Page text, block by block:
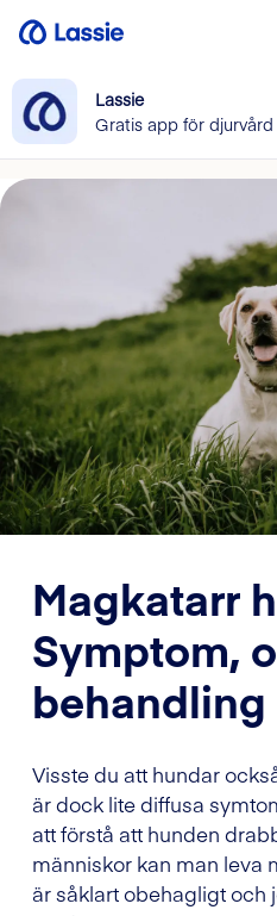
Lassie
Gratis app för djurvård
Magkatarr
Symptom,
behandling
Visste du att hundar
är dock lite diffusa
att förstå att hunden
människor kan man leva
är såklart obehagligt och